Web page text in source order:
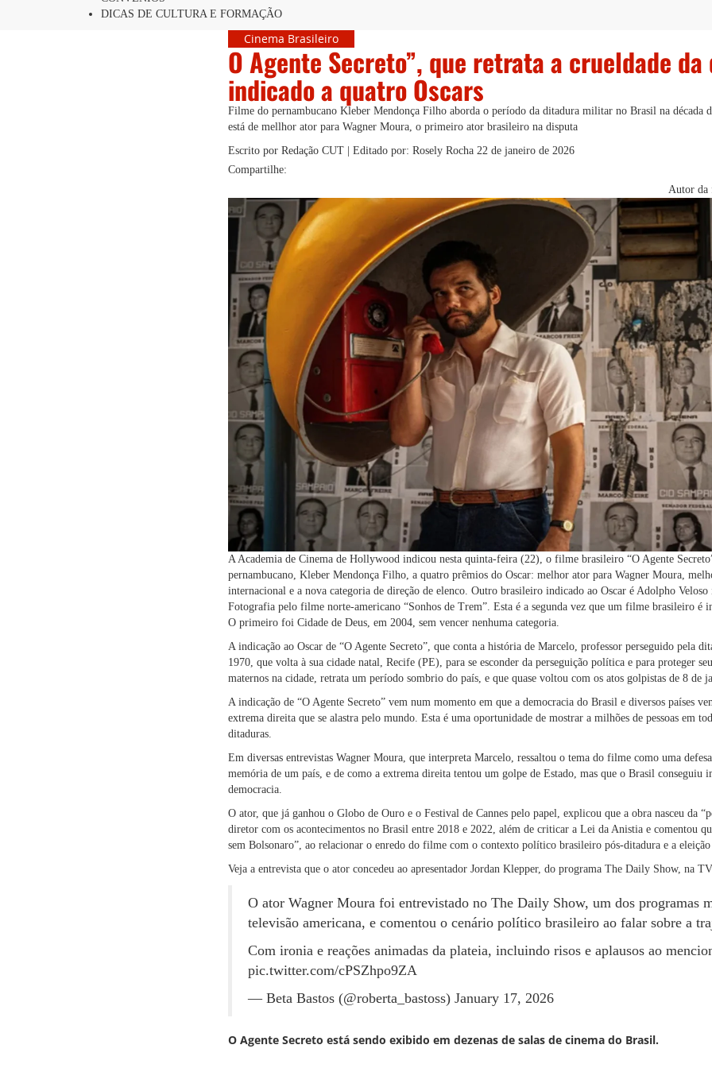
DICAS DE CULTURA E FORMAÇÃO
Cinema Brasileiro
O Agente Secreto”, que retrata a crueldade
indicado a quatro Oscars
Filme do pernambucano Kleber Mendonça Filho aborda o período da ditadura militar no Brasil na década
está de mellhor ator para Wagner Moura, o primeiro ator brasileiro na disputa
Escrito por Redação CUT | Editado por: Rosely Rocha 22 de janeiro de 2026
Compartilhe:
Autor da
A Academia de Cinema de Hollywood indicou nesta quinta-feira (22), o filme brasileiro “O Agente
pernambucano, Kleber Mendonça Filho, a quatro prêmios do Oscar: melhor ator para Wagner Moura,
internacional e a nova categoria de direção de elenco. Outro brasileiro indicado ao Oscar é Adolpho
Fotografia pelo filme norte-americano “Sonhos de Trem”. Esta é a segunda vez que um filme brasileiro é
O primeiro foi Cidade de Deus, em 2004, sem vencer nenhuma categoria.
A indicação ao Oscar de “O Agente Secreto”, que conta a história de Marcelo, professor perseguido pela
1970, que volta à sua cidade natal, Recife (PE), para se esconder da perseguição política e para proteger
maternos na cidade, retrata um período sombrio do país, e que quase voltou com os atos golpistas de 8 de
A indicação de “O Agente Secreto” vem num momento em que a democracia do Brasil e diversos países
extrema direita que se alastra pelo mundo. Esta é uma oportunidade de mostrar a milhões de pessoas em
ditaduras.
Em diversas entrevistas Wagner Moura, que interpreta Marcelo, ressaltou o tema do filme como uma
memória de um país, e de como a extrema direita tentou um golpe de Estado, mas que o Brasil conseguiu
democracia.
O ator, que já ganhou o Globo de Ouro e o Festival de Cannes pelo papel, explicou que a obra nasceu da
diretor com os acontecimentos no Brasil entre 2018 e 2022, além de criticar a Lei da Anistia e comentou
sem Bolsonaro”, ao relacionar o enredo do filme com o contexto político brasileiro pós-ditadura e a
Veja a entrevista que o ator concedeu ao apresentador Jordan Klepper, do programa The Daily Show, na
O ator Wagner Moura foi entrevistado no The Daily Show, um dos programas
televisão americana, e comentou o cenário político brasileiro ao falar sobre a
Com ironia e reações animadas da plateia, incluindo risos e aplausos ao
pic.twitter.com/cPSZhpo9ZA
— Beta Bastos (@roberta_bastoss) January 17, 2026
O Agente Secreto está sendo exibido em dezenas de salas de cinema do Brasil.